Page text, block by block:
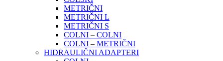
METRIČNI
METRIČNI L
METRIČNI S
COLNI – COLNI
COLNI – METRIČNI
HIDRAULIČNI ADAPTERI